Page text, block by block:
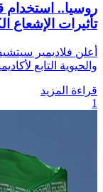
تأثيرات الإشعاع
أعلن فلاديمير
والحيوية التابع
قراءة المزيد
1